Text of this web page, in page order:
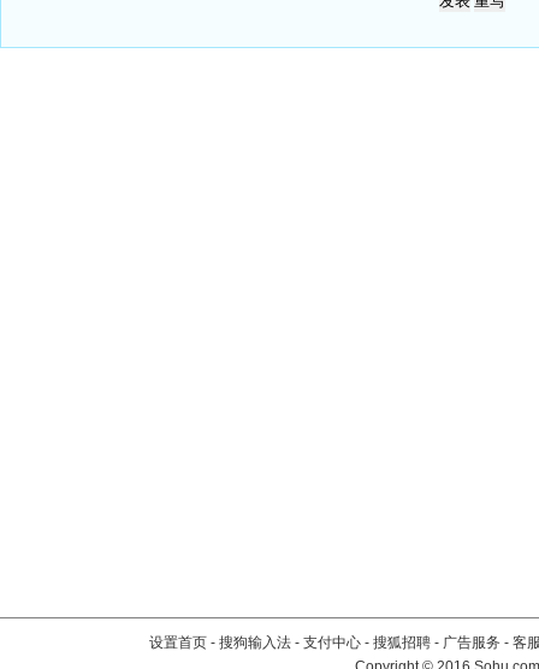
设置首页 - 搜狗输入法 - 支付中心 - 搜狐招聘 - 广告服务 - 客